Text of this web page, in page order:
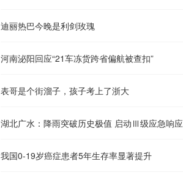
迪丽热巴今晚是利剑玫瑰
河南泌阳回应“21车冻货跨省偏航被查扣”
表哥是个街溜子，孩子考上了浙大
湖北广水：降雨突破历史极值 启动Ⅲ级应急响应
我国0-19岁癌症患者5年生存率显著提升